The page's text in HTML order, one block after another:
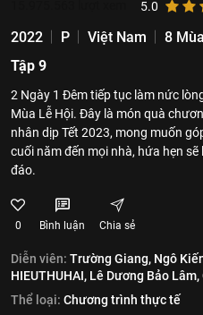
5.0
2022 P Việt Nam 8 Mùa
Tập 9
2 Ngày 1 Đêm tiếp tục làm nức
Mùa Lễ Hội. Đây là món quà
nhân dịp Tết 2023, mong muốn
cuối năm đến mọi nhà, hứa hẹn
đáo.
0 Bình luận Chia sẻ
Diễn viên: Trường Giang, Ngô
HIEUTHUHAI, Lê Dương Bảo Lâm,
Thể loại: Chương trình thực tế